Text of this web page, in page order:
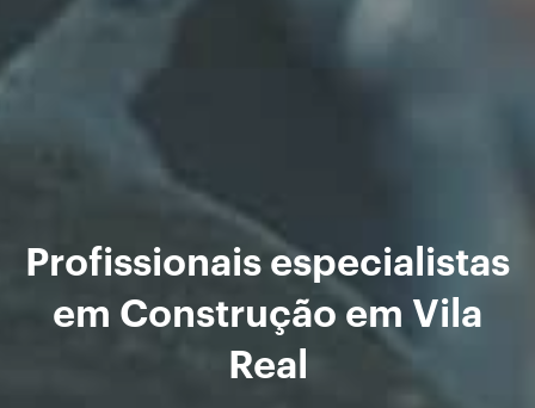
Profissionais especialistas
em Construção em Vila
Real